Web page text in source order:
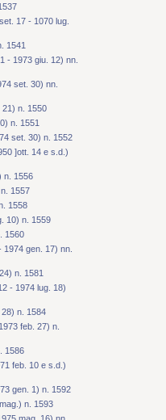
17 - 1070 lug.
1541
- 1973 giu. 12) nn.
set. 30) nn.
21) n. 1550
n. 1551
set. 30) n. 1552
]ott. 14 e s.d.)
n. 1556
1557
1558
10) n. 1559
1560
gen. 17) nn.
n. 1581
- 1974 lug. 18)
n. 1584
feb. 27) n.
1586
feb. 10 e s.d.)
gen. 1) n. 1592
n. 1593
mag. 16) nn.